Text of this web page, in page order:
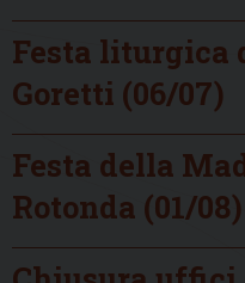
Festa liturgica
Goretti (06/07)
Festa della
Rotonda (01/08)